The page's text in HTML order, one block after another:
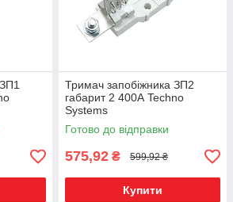
Тримач запобіжника ЗП2
габарит 2 400А Techno
Systems
Готово до відправки
575,92 ₴ 599,92 ₴
Купити